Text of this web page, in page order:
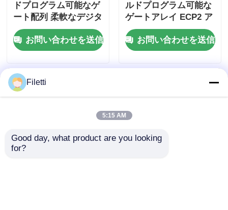
ドプログラム可能なゲ
ート配列 柔軟なデジタ
ルシステムのための最
大 68 Mb のブロック
RAM と 6 Us の設定時
お問い合わせを送信
ルドプログラム可能な
ゲートアレイ ECP2 ア
ナログ供給電圧 2.7 V
から 5.5 V
お問い合わせを送信
Filetti
5:15 AM
Good day, what product are you looking
for?